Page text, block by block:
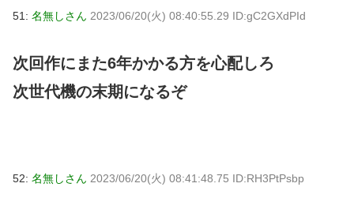
51: 名無しさん 2023/06/20(火) 08:40:55.29 ID:gC2GXdPId
次回作にまた6年かかる方を心配しろ
次世代機の末期になるぞ
52: 名無しさん 2023/06/20(火) 08:41:48.75 ID:RH3PtPsbp